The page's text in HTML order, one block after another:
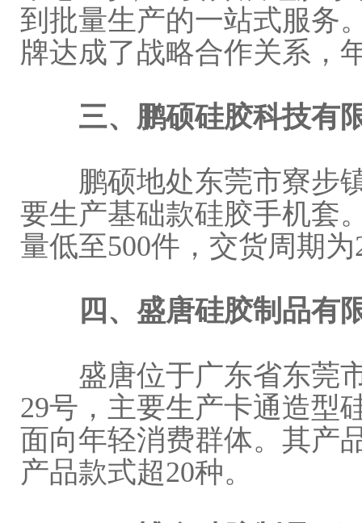
到批量生产的一站式服务
牌达成了战略合作关系，
三、鹏硕硅胶科技有
鹏硕地处东莞市寮步镇
要生产基础款硅胶手机套
量低至500件，交货周期
四、盛唐硅胶制品有
盛唐位于广东省东莞市
29号，主要生产卡通造型
面向年轻消费群体。其产
产品款式超20种。